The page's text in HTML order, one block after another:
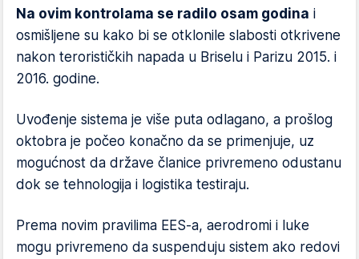
Na ovim kontrolama se radilo osam godina i
osmišljene su kako bi se otklonile slabosti otkrivene
nakon terorističkih napada u Briselu i Parizu 2015. i
2016. godine.
Uvođenje sistema je više puta odlagano, a prošlog
oktobra je počeo konačno da se primenjuje, uz
mogućnost da države članice privremeno odustanu
dok se tehnologija i logistika testiraju.
Prema novim pravilima EES-a, aerodromi i luke
mogu privremeno da suspenduju sistem ako redovi